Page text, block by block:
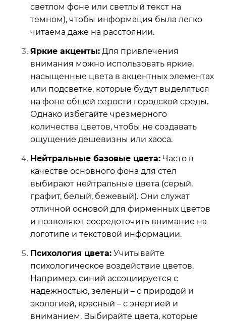
светлом фоне или светлый текст на
темном), чтобы информация была легко
читаема даже на расстоянии.
Яркие акценты: Для привлечения
внимания можно использовать яркие,
насыщенные цвета в акцентных элементах
или подсветке, которые будут выделяться
на фоне общей серости городской среды.
Однако избегайте чрезмерного
количества цветов, чтобы не создавать
ощущение дешевизны или хаоса.
Нейтральные базовые цвета: Часто в
качестве основного фона для стел
выбирают нейтральные цвета (серый,
графит, белый, бежевый). Они служат
отличной основой для фирменных цветов
и позволяют сосредоточить внимание на
логотипе и текстовой информации.
Психология цвета: Учитывайте
психологическое воздействие цветов.
Например, синий ассоциируется с
надежностью, зеленый – с природой и
экологией, красный – с энергией и
вниманием. Выбирайте цвета, которые